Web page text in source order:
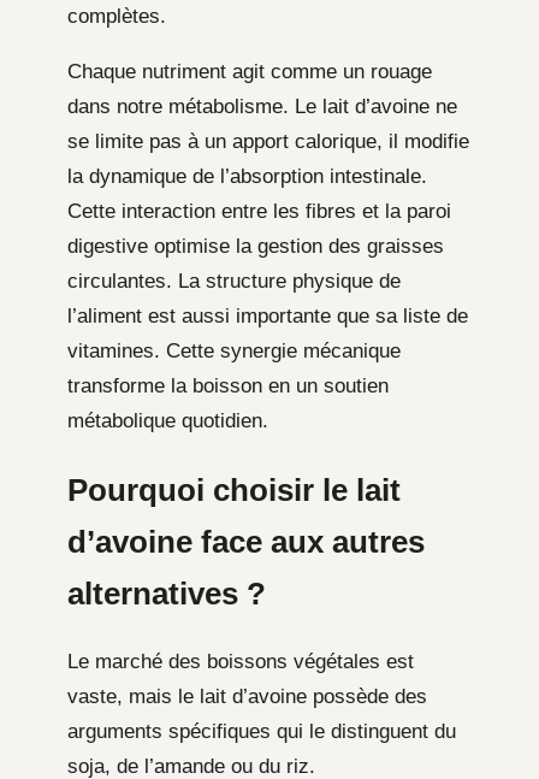
complètes.
Chaque nutriment agit comme un rouage
dans notre métabolisme. Le lait d’avoine ne
se limite pas à un apport calorique, il modifie
la dynamique de l’absorption intestinale.
Cette interaction entre les fibres et la paroi
digestive optimise la gestion des graisses
circulantes. La structure physique de
l’aliment est aussi importante que sa liste de
vitamines. Cette synergie mécanique
transforme la boisson en un soutien
métabolique quotidien.
Pourquoi choisir le lait
d’avoine face aux autres
alternatives ?
Le marché des boissons végétales est
vaste, mais le lait d’avoine possède des
arguments spécifiques qui le distinguent du
soja, de l’amande ou du riz.